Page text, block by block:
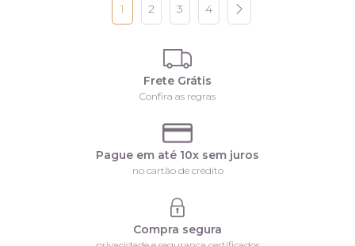
1 2 3 4
Frete Grátis
Confira as regras
Pague em até 10x sem juros
no cartão de crédito
Compra segura